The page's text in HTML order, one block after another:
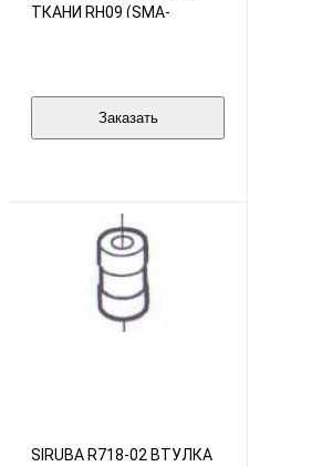
ТКАНИ RH09 (SMA-
Заказать
SIRUBA R718-02 ВТУЛКА